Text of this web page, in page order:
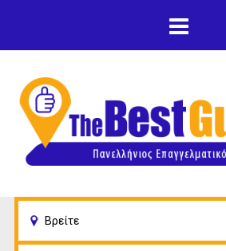
κυρίως περιεχόμενο